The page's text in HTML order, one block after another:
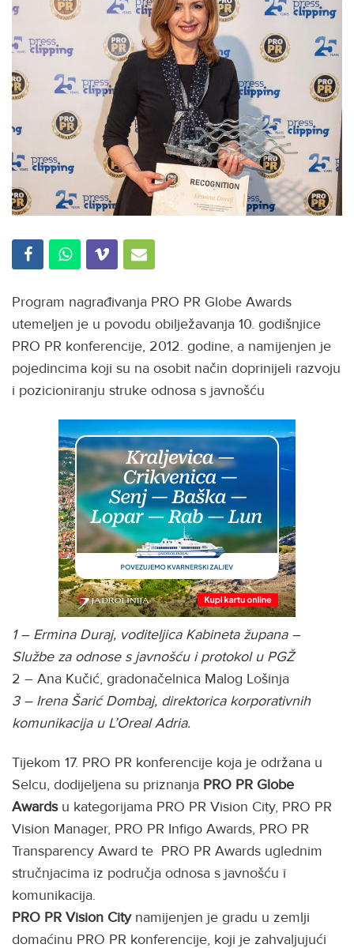
Program nagrađivanja PRO PR Globe Awards
utemeljen je u povodu obilježavanja 10. godišnjice
PRO PR konferencije, 2012. godine, a namijenjen je
pojedincima koji su na osobit način doprinijeli razvoju
i pozicioniranju struke odnosa s javnošću
1 – Ermina Duraj, voditeljica Kabineta župana –
Službe za odnose s javnošću i protokol u PGŽ
2 – Ana Kučić, gradonačelnica Malog Lošinja
3 – Irena Šarić Dombaj, direktorica korporativnih
komunikacija u L’Oreal Adria.
Tijekom 17. PRO PR konferencije koja je održana u
Selcu, dodijeljena su priznanja PRO PR Globe
Awardsu kategorijama PRO PR Vision City, PRO PR
Vision Manager, PRO PR Infigo Awards, PRO PR
Transparency Award te PRO PR Awards uglednim
stručnjacima iz područja odnosa s javnošću i
komunikacija.
PRO PR Vision Citynamijenjen je gradu u zemlji
domaćinu PRO PR konferencije, koji je zahvaljujući